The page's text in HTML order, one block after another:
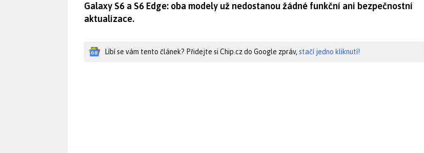
Galaxy S6 a S6 Edge: oba modely už nedostanou žádné funkční ani bezpečnostní
aktualizace.
Líbí se vám tento článek? Přidejte si Chip.cz do Google zpráv, stačí jedno kliknutí!